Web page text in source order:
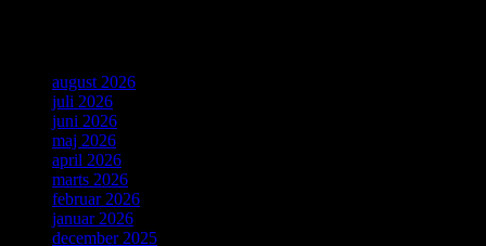
august 2026
juli 2026
juni 2026
maj 2026
april 2026
marts 2026
februar 2026
januar 2026
december 2025